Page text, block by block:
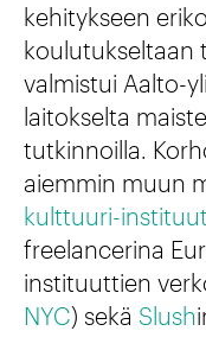
kehitykseen
koulutukseltaan
valmistui Aalto-
laitokselta
tutkinnoilla.
aiemmin muun
kulttuuri-
freelancerina
instituuttien
NYC) sekä Slush